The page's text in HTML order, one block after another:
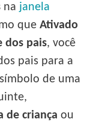
na janela
queAtivado
dos pais, você
pais para a
de uma
de criança ou